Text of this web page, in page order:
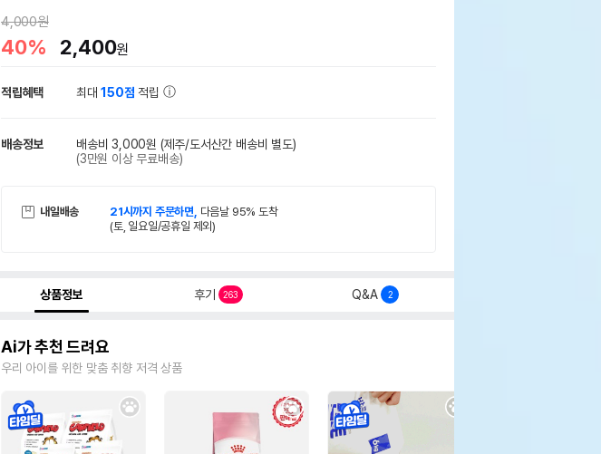
4,000원
40% 2,400원
적립혜택 최대150점 적립
배송정보 배송비 3,000원 (제주/도서산간 배송비 별도)
(3만원 이상 무료배송)
내일배송 21시까지 주문하면, 다음날 95% 도착
(토, 일요일/공휴일 제외)
상품정보 후기 263 Q&A 2
Ai가 추천 드려요
우리 아이를 위한 맞춤 취향 저격 상품